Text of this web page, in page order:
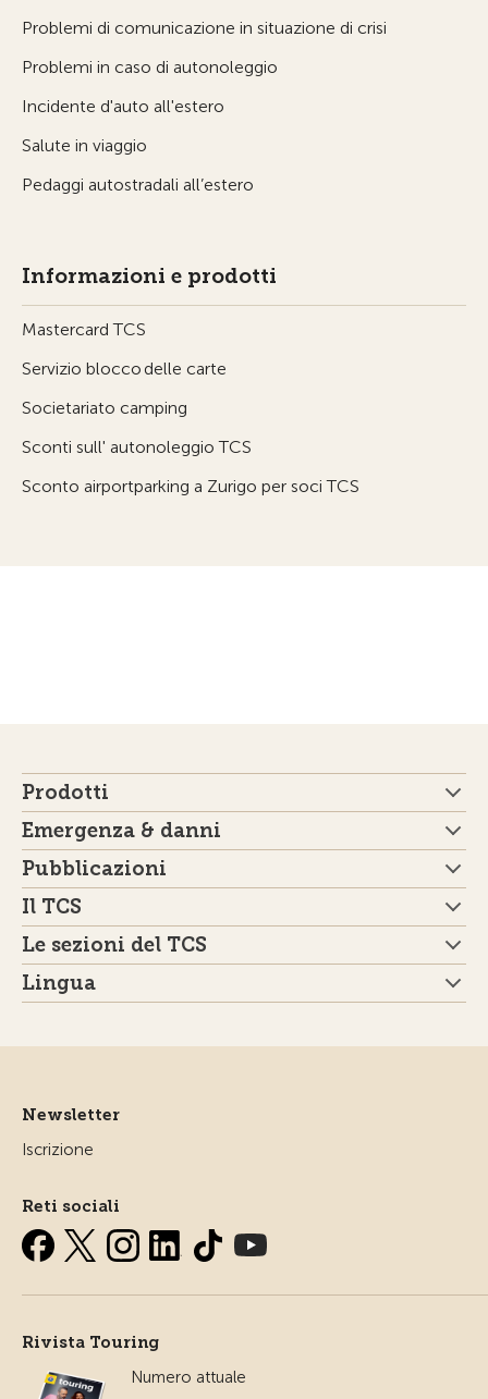
Problemi di comunicazione in situazione di crisi
Problemi in caso di autonoleggio
Incidente d'auto all'estero
Salute in viaggio
Pedaggi autostradali all’estero
Informazioni e prodotti
Mastercard TCS
Servizio blocco delle carte
Societariato camping
Sconti sull' autonoleggio TCS
Sconto airportparking a Zurigo per soci TCS
Prodotti
Emergenza & danni
Pubblicazioni
Il TCS
Le sezioni del TCS
Lingua
Newsletter
Iscrizione
Reti sociali
Rivista Touring
Numero attuale